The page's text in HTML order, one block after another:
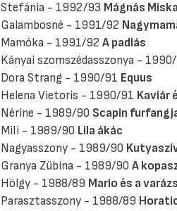
Stefánia - 1992/93 Mágnás Miska
Galambosné - 1991/92
Mamóka - 1991/92 A padlás
Kányai szomszédasszonya -
Dora Strang - 1990/91 Equus
Helena Vietoris - 1990/91 Kaviár
Nérine - 1989/90 Scapin
Mili - 1989/90 Lila ákác
Nagyasszony - 1989/90
Granya Zübina - 1989/90 A
Hölgy - 1988/89 Mario és a
Parasztasszony - 1988/89